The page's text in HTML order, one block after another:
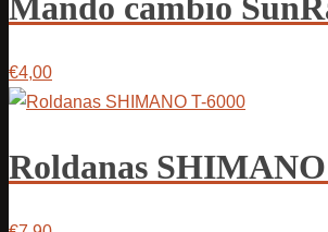
€4,00
Roldanas SHIMANO